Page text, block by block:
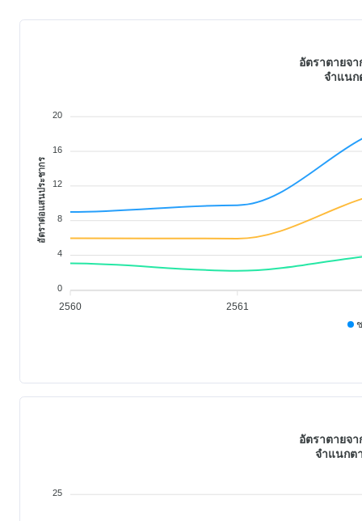
2560 2561
อัตราตายจา
จำแนก
20
16
12
8
4
0
อัตราต่อแสนประชากร
อัตราตายจา
จำแนกต
25